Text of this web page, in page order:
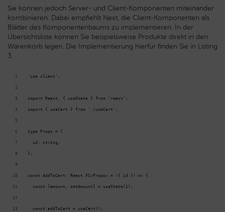
Sie können jedoch Server- und Client-Komponenten miteinander
kombinieren. Dabei empfiehlt Next, die Client-Komponenten als
Blätter des Komponentenbaums zu implementieren. In der
Übersichtsliste können Sie beispielsweise Produkte direkt in den
Warenkorb legen. Die Implementierung hierfür finden Sie in Listing
3.
'use client';
import React, { useState } from 'react';
import { useCart } from './useCart';
type Props = {
  id: string;
};
const AddToCart: React.FC<Props> = ({ id }) => {
  const [amount, setAmount] = useState(1);
  const addToCart = useCart();